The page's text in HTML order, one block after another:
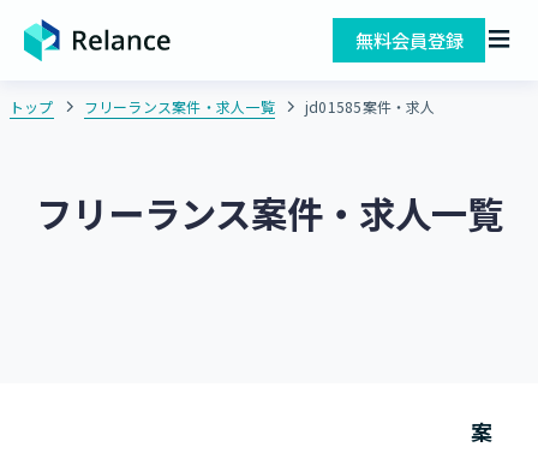
無料会員登録
トップ フリーランス案件・求人一覧 jd01585案件・求人
フリーランス案件・求人一覧
案